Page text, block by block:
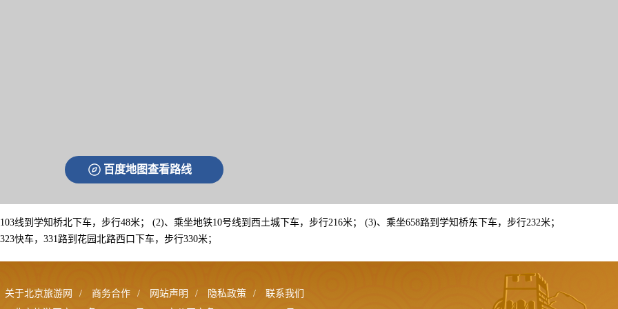
百度地图查看路线
线到学知桥北下车，步行48米； (2)、乘坐地铁10号线到西土城下车，步行216米； (3)、乘坐658路到学知桥东下车，步行232米；
快车，331路到花园北路西口下车，步行330米；
关于北京旅游网 / 商务合作 / 网站声明 / 隐私政策 /
联系我们